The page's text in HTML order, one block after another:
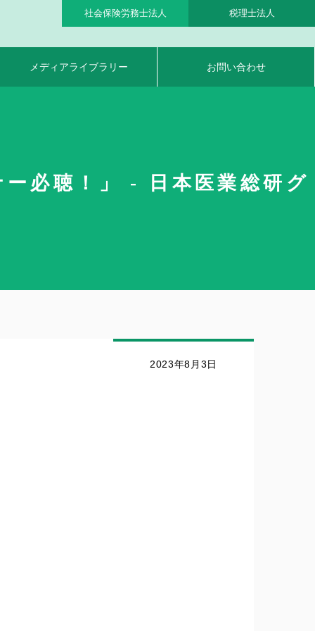
社会保険労務士法人 税理士法人
メディアライブラリー お問い合わせ
必聴！」 - 日本医業総研グ
2023年8月3日